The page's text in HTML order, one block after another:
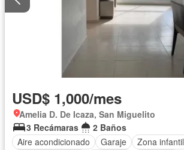
USD$ 1,000/mes
Amelia D. De Icaza, San Miguelito
3 Recámaras
2 Baños
Aire acondicionado
Garaje Zona infantil